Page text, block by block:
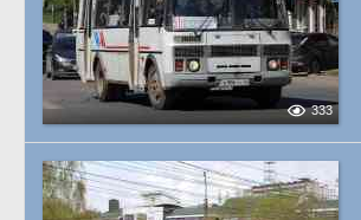
333